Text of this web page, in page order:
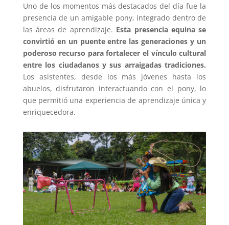
Uno de los momentos más destacados del día fue la
presencia de un amigable pony, integrado dentro de
las áreas de aprendizaje. Esta presencia equina se
convirtió en un puente entre las generaciones y un
poderoso recurso para fortalecer el vínculo cultural
entre los ciudadanos y sus arraigadas tradiciones.
Los asistentes, desde los más jóvenes hasta los
abuelos, disfrutaron interactuando con el pony, lo
que permitió una experiencia de aprendizaje única y
enriquecedora.